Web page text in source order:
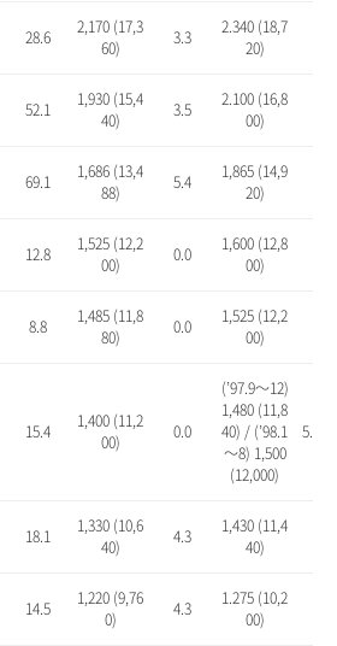
28.6
2,170 (17,3
60)
3.3
2.340 (18,7
20)
52.1
1,930 (15,4
40)
3.5
2.100 (16,8
00)
69.1
1,686 (13,4
88)
5.4
1,865 (14,9
20)
12.8
1,525 (12,2
00)
0.0
1,600 (12,8
00)
8.8
1,485 (11,8
80)
0.0
1,525 (12,2
00)
15.4
1,400 (11,2
00)
0.0
(’97.9～12)
1,480 (11,8
40) / (’98.1
～8) 1,500
(12,000)
5.7 /
18.1
1,330 (10,6
40)
4.3
1,430 (11,4
40)
14.5
1,220 (9,76
0)
4.3
1.275 (10,2
00)